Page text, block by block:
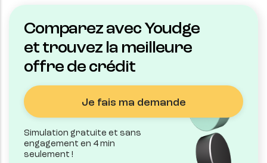
Comparez avec Youdge
et trouvez la meilleure
offre de crédit
Je fais ma demande
Simulation gratuite et sans
engagement en 4 min
seulement !